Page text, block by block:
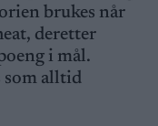
brukes når
deretter
i mål.
som alltid